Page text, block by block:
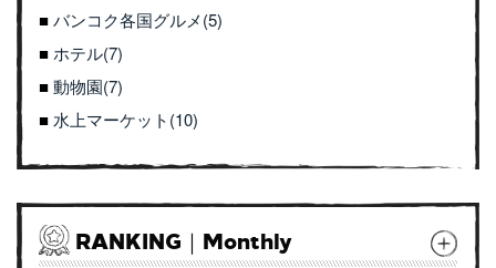
バンコク各国グルメ(5)
ホテル(7)
動物園(7)
水上マーケット(10)
RANKING｜Monthly